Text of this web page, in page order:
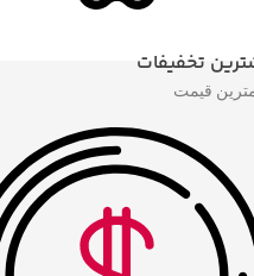
تخفیفات
قیمت